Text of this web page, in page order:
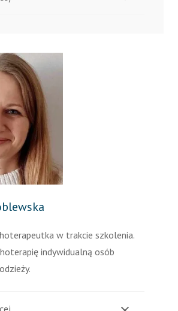
w trakcie szkolenia.
indywidualną osób